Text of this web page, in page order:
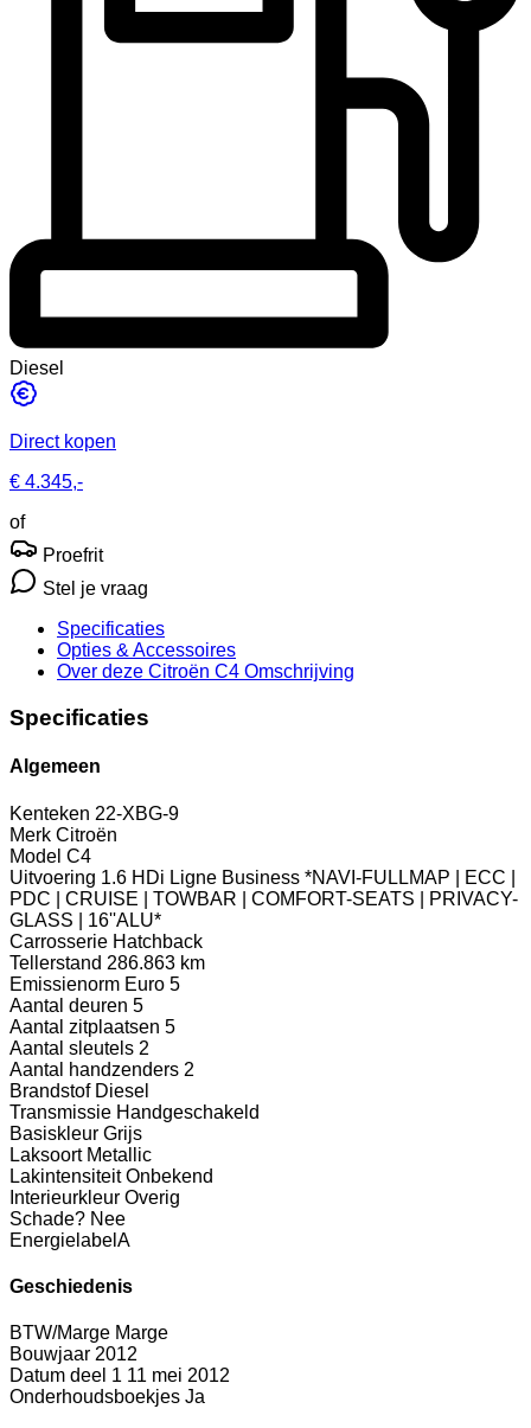
Diesel
Direct kopen
€ 4.345,-
of
Proefrit
Stel je vraag
Specificaties
Opties & Accessoires
Over deze Citroën C4 Omschrijving
Specificaties
Algemeen
Kenteken 22-XBG-9
Merk Citroën
Model C4
Uitvoering 1.6 HDi Ligne Business *NAVI-FULLMAP | ECC |
PDC | CRUISE | TOWBAR | COMFORT-SEATS | PRIVACY-
GLASS | 16''ALU*
Carrosserie Hatchback
Tellerstand 286.863 km
Emissienorm Euro 5
Aantal deuren 5
Aantal zitplaatsen 5
Aantal sleutels 2
Aantal handzenders 2
Brandstof Diesel
Transmissie Handgeschakeld
Basiskleur Grijs
Laksoort Metallic
Lakintensiteit Onbekend
Interieurkleur Overig
Schade? Nee
Energielabel A
Geschiedenis
BTW/Marge Marge
Bouwjaar 2012
Datum deel 1 11 mei 2012
Onderhoudsboekjes Ja